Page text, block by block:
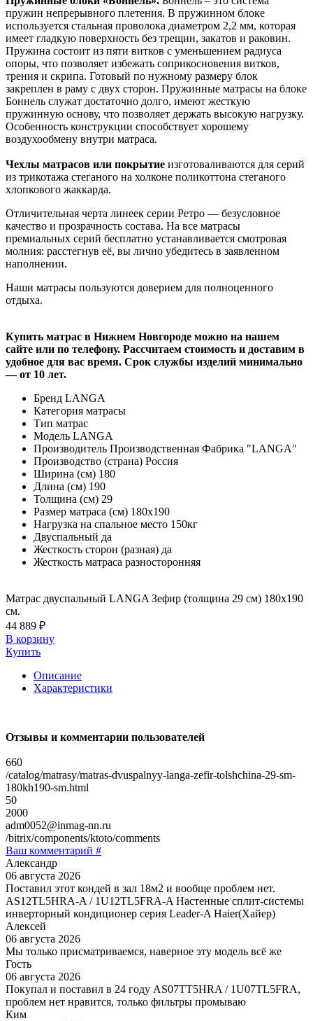
пружин непрерывного плетения. В пружинном блоке
используется стальная проволока диаметром 2,2 мм, которая
имеет гладкую поверхность без трещин, закатов и раковин.
Пружина состоит из пяти витков с уменьшением радиуса
опоры, что позволяет избежать соприкосновения витков,
трения и скрипа. Готовый по нужному размеру блок
закреплен в раму с двух сторон. Пружинные матрасы на блоке
Боннель служат достаточно долго, имеют жесткую
пружинную основу, что позволяет держать высокую нагрузку.
Особенность конструкции способствует хорошему
воздухообмену внутри матраса.
Чехлы матрасов или покрытие изготоваливаются для серий
из трикотажа стеганого на холконе поликоттона стеганого
хлопкового жаккарда.
Отличительная черта линеек серии Ретро — безусловное
качество и прозрачность состава. На все матрасы
премиальных серий бесплатно устанавливается смотровая
молния: расстегнув её, вы лично убедитесь в заявленном
наполнении.
Наши матрасы пользуются доверием для полноценного
отдыха.
Купить матрас в Нижнем Новгороде можно на нашем
сайте или по телефону. Рассчитаем стоимость и доставим в
удобное для вас время. Срок службы изделий минимально
— от 10 лет.
Бренд LANGA
Категория матрасы
Тип матрас
Модель LANGA
Производитель Производственная Фабрика "LANGA"
Производство (страна) Россия
Ширина (см) 180
Длина (см) 190
Толщина (см) 29
Размер матраса (см) 180х190
Нагрузка на спальное место 150кг
Двуспальный да
Жесткость сторон (разная) да
Жесткость матраса разносторонняя
Матрас двуспальный LANGA Зефир (толщина 29 см) 180х190
см.
44 889 ₽
В корзину
Купить
Описание
Характеристики
Отзывы и комментарии пользователей
660
/catalog/matrasy/matras-dvuspalnyy-langa-zefir-tolshchina-29-sm-
180kh190-sm.html
50
2000
adm0052@inmag-nn.ru
/bitrix/components/ktoto/comments
Ваш комментарий #
Александр
06 августа 2026
Поставил этот кондей в зал 18м2 и вообще проблем нет.
AS12TL5HRA-A / 1U12TL5FRA-A Настенные сплит-системы
инверторный кондиционер серия Leader-A Haier(Хайер)
Алексей
06 августа 2026
Мы только присматриваемся, наверное эту модель всё же
Гость
06 августа 2026
Покупал и поставил в 24 году AS07TT5HRA / 1U07TL5FRA,
проблем нет нравится, только фильтры промываю
Ким